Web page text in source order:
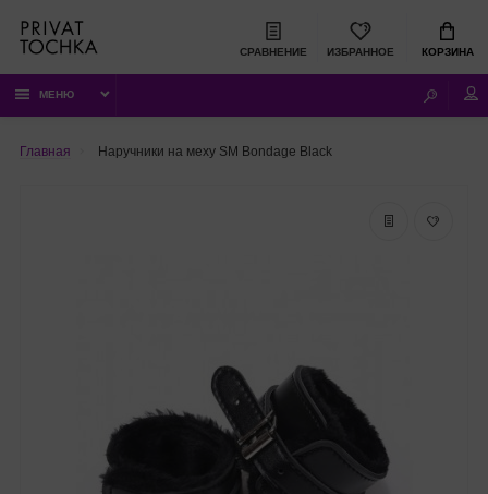
СРАВНЕНИЕ ИЗБРАННОЕ КОРЗИНА
МЕНЮ
Главная Наручники на меху SM Bondage Black